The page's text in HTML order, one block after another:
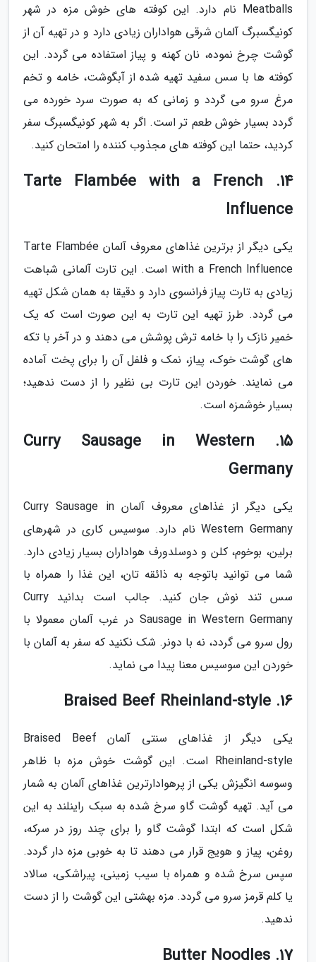
Meatballs نام دارد. این کوفته های خوش مزه در شهر
کونیگسبرگ آلمان شرقی هواداران زیادی دارد و در تهیه آن از
گوشت چرخ نموده، نان کهنه و پیاز استفاده می گردد. این
کوفته ها با سس سفید تهیه شده از آبگوشت، خامه و تخم
مرغ سرو می گردد و زمانی که به صورت سرد خورده می
گردد بسیار خوش طعم تر است. اگر به شهر کونیگسبرگ سفر
کردید، حتما این کوفته های مجذوب کننده را امتحان کنید.
14. Tarte Flambée with a French
Influence
یکی دیگر از برترین غذاهای معروف آلمان Tarte Flambée
with a French Influence است. این تارت آلمانی شباهت
زیادی به تارت پیاز فرانسوی دارد و دقیقا به همان شکل تهیه
می گردد. طرز تهیه این تارت به این صورت است که یک
خمیر نازک را با خامه ترش پوشش می دهند و در آخر با تکه
های گوشت خوک، پیاز، نمک و فلفل آن را برای پخت آماده
می نمایند. خوردن این تارت بی نظیر را از دست ندهید؛
بسیار خوشمزه است.
15. Curry Sausage in Western
Germany
یکی دیگر از غذاهای معروف آلمان Curry Sausage in
Western Germany نام دارد. سوسیس کاری در شهرهای
برلین، بوخوم، کلن و دوسلدورف هواداران بسیار زیادی دارد.
شما می توانید باتوجه به ذائقه تان، این غذا را همراه با
سس تند نوش جان کنید. جالب است بدانید Curry
Sausage in Western Germany در غرب آلمان معمولا با
رول سرو می گردد، نه با دونر. شک نکنید که سفر به آلمان با
خوردن این سوسیس معنا پیدا می نماید.
16. Braised Beef Rheinland-style
یکی دیگر از غذاهای سنتی آلمان Braised Beef
Rheinland-style است. این گوشت خوش مزه با ظاهر
وسوسه انگیزش یکی از پرهوادارترین غذاهای آلمان به شمار
می آید. تهیه گوشت گاو سرخ شده به سبک راینلند به این
شکل است که ابتدا گوشت گاو را برای چند روز در سرکه،
روغن، پیاز و هویج قرار می دهند تا به خوبی مزه دار گردد.
سپس سرخ شده و همراه با سیب زمینی، پیراشکی، سالاد
یا کلم قرمز سرو می گردد. مزه بهشتی این گوشت را از دست
ندهید.
17. Butter Noodles